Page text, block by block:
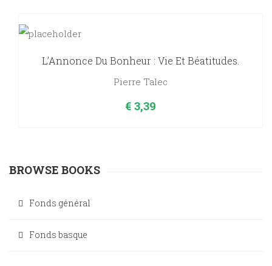
L’Annonce Du Bonheur : Vie Et Béatitudes.
Pierre Talec
€ 3,39
BROWSE BOOKS
Fonds général
Fonds basque